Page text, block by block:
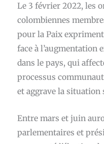
Le 3 février 2022, les
colombiennes
pour la Paix
face à l’augmentation
dans le pays, qui
processus
et aggrave la
Entre mars et juin
parlementaires et